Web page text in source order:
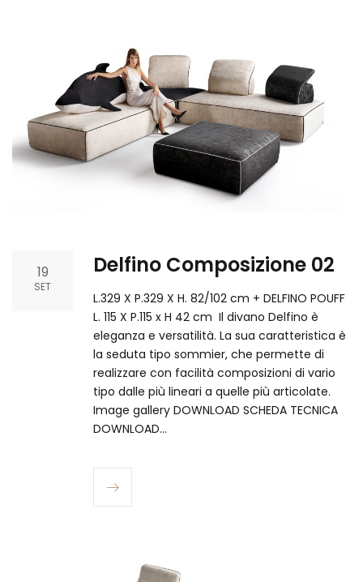
19
SET
Delfino Composizione 02
L.329 X P.329 X H. 82/102 cm + DELFINO POUFF
L. 115 X P.115 x H 42 cm Il divano Delfino è
eleganza e versatilità. La sua caratteristica è
la seduta tipo sommier, che permette di
realizzare con facilità composizioni di vario
tipo dalle più lineari a quelle più articolate.
Image gallery DOWNLOAD SCHEDA TECNICA
DOWNLOAD…